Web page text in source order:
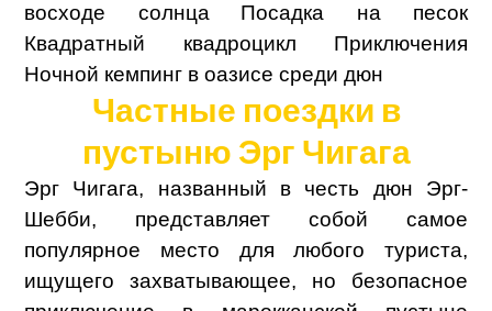
восходе солнца
Посадка на песок
Квадратный квадроцикл Приключения
Ночной кемпинг в оазисе среди дюн
Частные поездки в
пустыню Эрг Чигага
Эрг Чигага, названный в честь дюн Эрг-
Шебби, представляет собой самое
популярное место для любого туриста,
ищущего захватывающее, но безопасное